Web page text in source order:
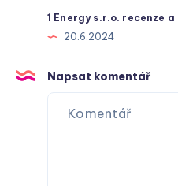
1 Energy s.r.o. recenze a
20.6.2024
Napsat komentář